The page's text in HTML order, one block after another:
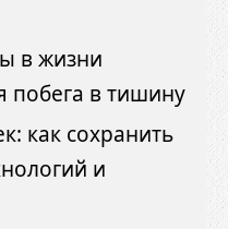
в жизни
побега в тишину
как сохранить
и